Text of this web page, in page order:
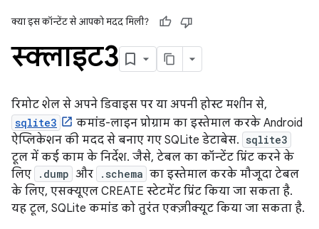
क्या इस कॉन्टेंट से आपको मदद मिली?
स्क्लाइट3
रिमोट शेल से अपने डिवाइस पर या अपनी होस्ट मशीन से,
sqlite3
कमांड-लाइन प्रोग्राम का इस्तेमाल करके Android
ऐप्लिकेशन की मदद से बनाए गए SQLite डेटाबेस. sqlite3
टूल में कई काम के निर्देश. जैसे, टेबल का कॉन्टेंट प्रिंट करने के
लिए
.dump और .schema का इस्तेमाल करके मौजूदा टेबल
के लिए, एसक्यूएल CREATE स्टेटमेंट प्रिंट किया जा सकता है.
यह टूल, SQLite कमांड को तुरंत एक्ज़ीक्यूट किया जा सकता है.